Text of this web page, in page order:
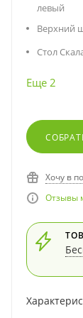
левый
Верхний
Стол
Еще 2
Хочу в
Отзывы